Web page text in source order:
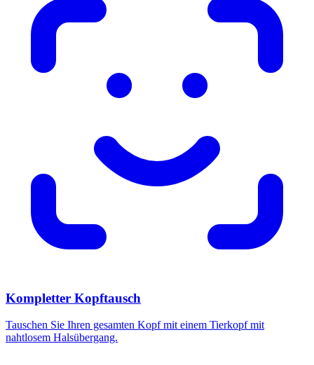
Kompletter Kopftausch
Tauschen Sie Ihren gesamten Kopf mit einem Tierkopf mit
nahtlosem Halsübergang.